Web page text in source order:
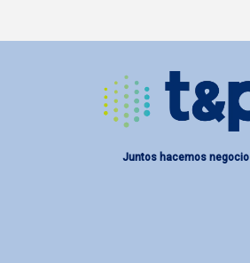
Juntos hacemos negocio